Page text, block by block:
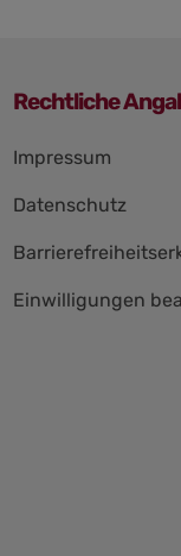
Rechtliche
Impressum
Datenschutz
Einwilligungen